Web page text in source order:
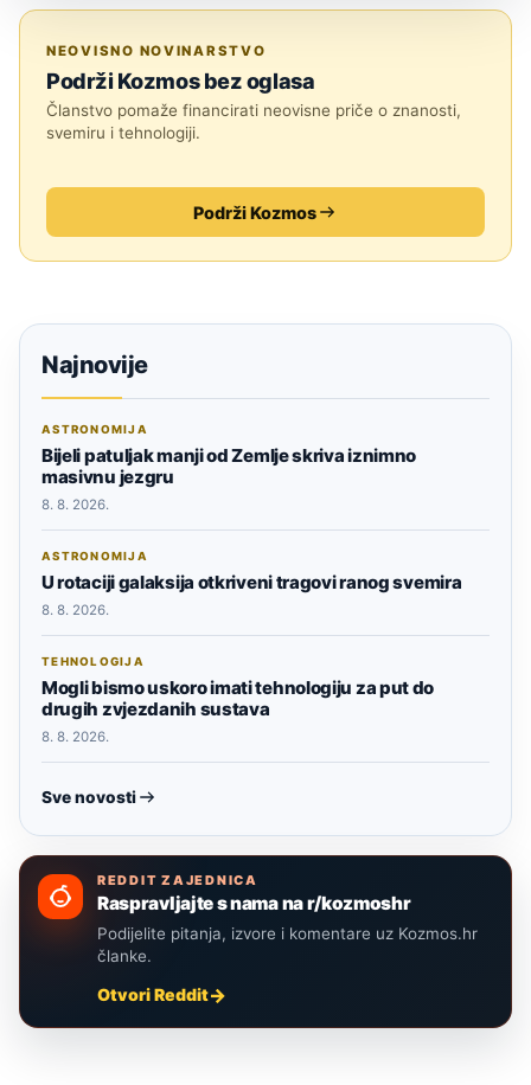
NEOVISNO NOVINARSTVO
Podrži Kozmos bez oglasa
Članstvo pomaže financirati neovisne priče o znanosti,
svemiru i tehnologiji.
Podrži Kozmos
Najnovije
ASTRONOMIJA
Bijeli patuljak manji od Zemlje skriva iznimno
masivnu jezgru
8. 8. 2026.
ASTRONOMIJA
U rotaciji galaksija otkriveni tragovi ranog svemira
8. 8. 2026.
TEHNOLOGIJA
Mogli bismo uskoro imati tehnologiju za put do
drugih zvjezdanih sustava
8. 8. 2026.
Sve novosti
REDDIT ZAJEDNICA
Raspravljajte s nama na r/kozmoshr
Podijelite pitanja, izvore i komentare uz Kozmos.hr
članke.
Otvori Reddit